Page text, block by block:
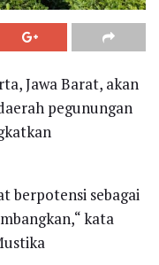
Jawa Barat, akan
pegunungan
berpotensi sebagai
kata